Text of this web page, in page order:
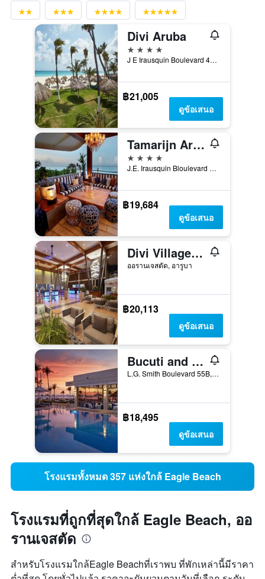
Divi Aruba
4 ดาว
J E Irausquin Boulevard 45, ออรานเจสตัด, อารูบา
฿21,005
ดูข้อเสนอ
Tamarijn Aruba
4 ดาว
J.E. Irausquin Bloulevard No. 41, ออรานเจสตัด, อารูบา
฿19,684
ดูข้อเสนอ
Divi Village Villas
ออรานเจสตัด, อารูบา
฿20,113
ดูข้อเสนอ
Bucuti and Tara Beach Resorts
L.G. Smith Boulevard 55B, ออรานเจสตัด, อารูบา
฿18,495
ดูข้อเสนอ
โรงแรมทั้งหมด 357 แห่งใกล้ Eagle Beach
โรงแรมที่ถูกที่สุดใกล้ Eagle Beach, ออ
รานเจสตัด
สำหรับโรงแรมใกล้Eagle Beachที่เราพบ ที่พักเหล่านี้มีราคา